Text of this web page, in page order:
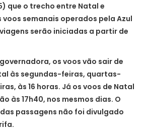
que o trecho entre Natal e
semanais operados pela Azul
viagens serão iniciadas a partir de
os voos vão sair de
às segundas-feiras, quartas-
às 16 horas. Já os voos de Natal
às 17h40, nos mesmos dias. O
passagens não foi divulgado